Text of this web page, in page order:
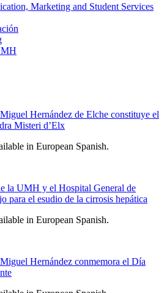
Marketing and Student Services
Hernández de Elche constituye el
Misteri d’Elx
in European Spanish.
la UMH y el Hospital General de
para el esudio de la cirrosis hepática
in European Spanish.
Hernández conmemora el Día